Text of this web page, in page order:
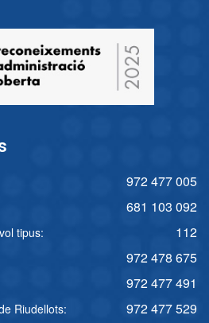
972 477 005
681 103 092
tipus: 112
972 478 675
972 477 491
Riudellots: 972 477 529